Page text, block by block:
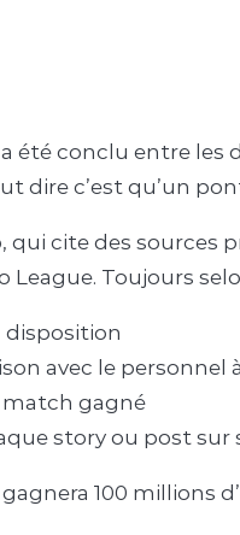
été conclu entre
dire c’est qu’un
qui cite des sources
League. Toujours
disposition
avec le personnel
match gagné
story ou post
gagnera 100 millions